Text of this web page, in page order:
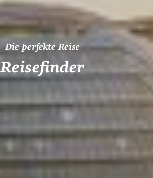
Die perfekte Reise
Reisefinder